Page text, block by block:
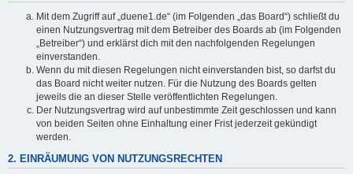
Mit dem Zugriff auf „duene1.de“ (im Folgenden „das Board“) schließt du
einen Nutzungsvertrag mit dem Betreiber des Boards ab (im Folgenden
„Betreiber“) und erklärst dich mit den nachfolgenden Regelungen
einverstanden.
Wenn du mit diesen Regelungen nicht einverstanden bist, so darfst du
das Board nicht weiter nutzen. Für die Nutzung des Boards gelten
jeweils die an dieser Stelle veröffentlichten Regelungen.
Der Nutzungsvertrag wird auf unbestimmte Zeit geschlossen und kann
von beiden Seiten ohne Einhaltung einer Frist jederzeit gekündigt
werden.
2. EINRÄUMUNG VON NUTZUNGSRECHTEN